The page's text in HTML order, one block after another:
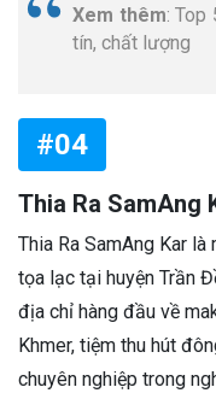
Xem thêm:
tín, chất lượng
#04
Thia Ra SamAng
Thia Ra SamAng Kar
tọa lạc tại huyện Trần
địa chỉ hàng đầu về
Khmer, tiệm thu hút
chuyên nghiệp trong